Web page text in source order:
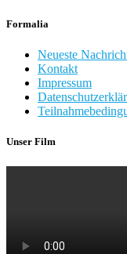
Formalia
Neueste
Kontakt
Impressum
Unser Film